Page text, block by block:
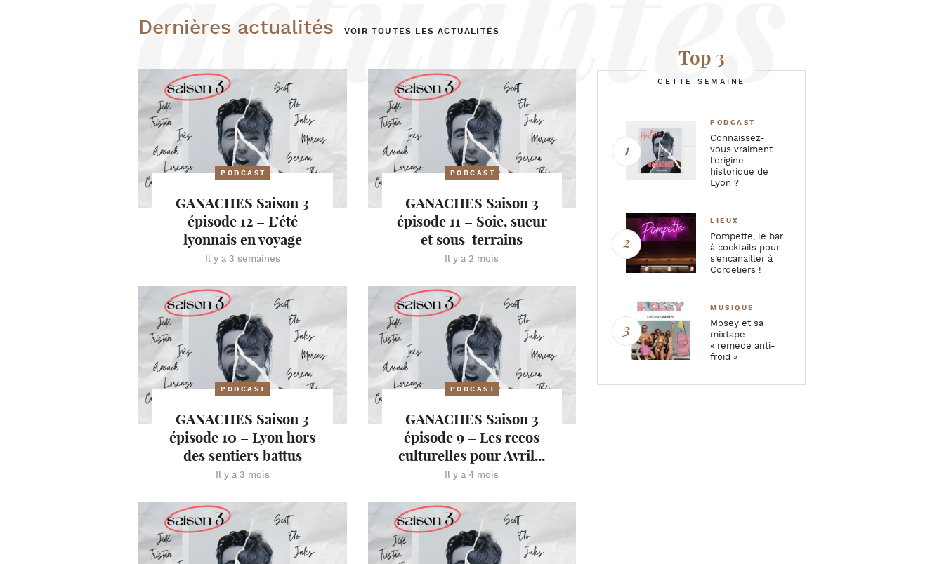
Dernières actualités VOIR TOUTES LES ACTUALITÉS
PODCAST
GANACHES Saison 3
épisode 12 – L’été
lyonnais en voyage
Il y a 3 semaines
PODCAST
GANACHES Saison 3
épisode 11 – Soie, sueur
et sous-terrains
Il y a 2 mois
PODCAST
GANACHES Saison 3
épisode 10 – Lyon hors
des sentiers battus
Il y a 3 mois
PODCAST
GANACHES Saison 3
épisode 9 – Les recos
culturelles pour Avril...
Il y a 4 mois
Top 3
CETTE SEMAINE
PODCAST
Connaissez-
vous vraiment
l’origine
historique de
Lyon ?
LIEUX
Pompette, le bar
à cocktails pour
s’encanailler à
Cordeliers !
MUSIQUE
Mosey et sa
mixtape
« remède anti-
froid »